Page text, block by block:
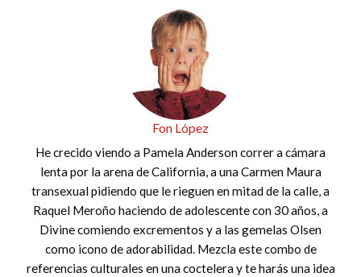
Fon López
He crecido viendo a Pamela Anderson correr a cámara
lenta por la arena de California, a una Carmen Maura
transexual pidiendo que le rieguen en mitad de la calle, a
Raquel Meroño haciendo de adolescente con 30 años, a
Divine comiendo excrementos y a las gemelas Olsen
como icono de adorabilidad. Mezcla este combo de
referencias culturales en una coctelera y te harás una idea